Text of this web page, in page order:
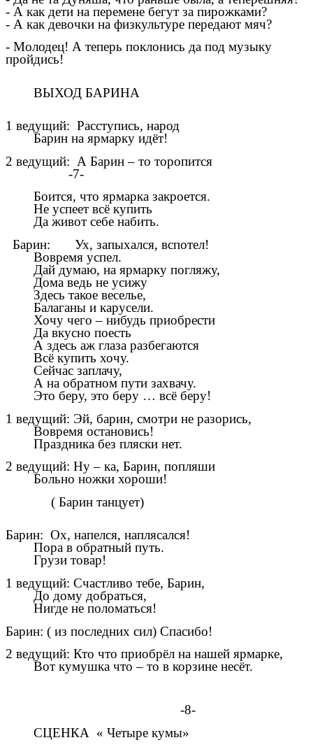
- А как дети на перемене бегут за пирожками?
- А как девочки на физкультуре передают мяч?
- Молодец! А теперь поклонись да под музыку
пройдись!
ВЫХОД БАРИНА
1 ведущий: Расступись, народ
Барин на ярмарку идёт!
2 ведущий: А Барин – то торопится
-7-
Боится, что ярмарка закроется.
Не успеет всё купить
Да живот себе набить.
Барин: Ух, запыхался, вспотел!
Вовремя успел.
Дай думаю, на ярмарку погляжу,
Дома ведь не усижу
Здесь такое веселье,
Балаганы и карусели.
Хочу чего – нибудь приобрести
Да вкусно поесть
А здесь аж глаза разбегаются
Всё купить хочу.
Сейчас заплачу,
А на обратном пути захвачу.
Это беру, это беру … всё беру!
1 ведущий: Эй, барин, смотри не разорись,
Вовремя остановись!
Праздника без пляски нет.
2 ведущий: Ну – ка, Барин, попляши
Больно ножки хороши!
( Барин танцует)
Барин: Ох, напелся, наплясался!
Пора в обратный путь.
Грузи товар!
1 ведущий: Счастливо тебе, Барин,
До дому добраться,
Нигде не поломаться!
Барин: ( из последних сил) Спасибо!
2 ведущий: Кто что приобрёл на нашей ярмарке,
Вот кумушка что – то в корзине несёт.
-8-
СЦЕНКА « Четыре кумы»